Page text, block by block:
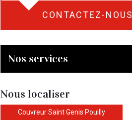
CONTACTEZ-NOUS
Nos services
Nous localiser
Couvreur Saint Genis Pouilly